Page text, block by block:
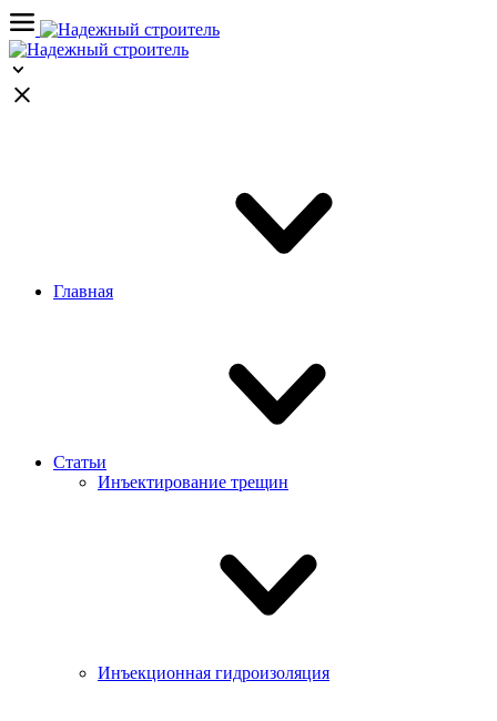
Главная
Статьи
Инъектирование трещин
Инъекционная гидроизоляция